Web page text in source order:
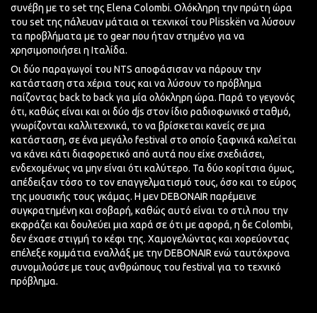
συνέβη με το set της Εlena Colombi. Ολόκληρη την πρώτη ώρα
του set της πάλευαν μάταια οι τεχνικοί του Plisskën να λύσουν
τα προβλήματα με το gear που ήταν στημένο για να
χρησιμοποιήσει η Ιταλίδα.
Οι δύο παραγωγοί του ΝΤS αποφάσισαν να πάρουν την
κατάσταση στα χέρια τους και να λύσουν το πρόβλημα
παίζοντας back to back για μία ολόκληρη ώρα. Παρά το γεγονός
ότι, καθώς είναι και οι δύο djs στον ίδιο ραδιοφωνικό σταθμό,
γνωρίζονται καλλιτεχνικά, το να βρίσκεται κανείς σε μια
κατάσταση, σε ένα μεγάλο festival στο οποίο ξαφνικά καλείται
να κάνει κάτι διαφορετικό από αυτά που είχε σχεδιάσει,
ενδεχομένως να μην είναι ότι καλύτερο. Τα δύο κορίτσια όμως,
απέδειξαν τόσο το τον επαγγελματισμό τους, όσο και το εύρος
της μουσικής τους γκάμας. Η μεν DEBONAIR παρέμεινε
συγκρατημένη και σοβαρή, καθώς αυτό είναι το στιλπου την
εκφράζει και δουλεύει μια χαρά σε ότι με αφορά, η δε Colombi,
δεν έχασε στιγμή το κέφι της. Χαμογελώντας και χορεύοντας
επέλεξε κομμάτια εναλλάξ με την DEBONAIR ενώ ταυτόχρονα
συνομιλούσε με τους ανθρώπους του festival για το τεχνικό
πρόβλημα.